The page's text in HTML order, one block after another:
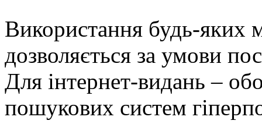
Використання будь-яких
дозволяється за умови
Для інтернет-видань –
пошукових систем